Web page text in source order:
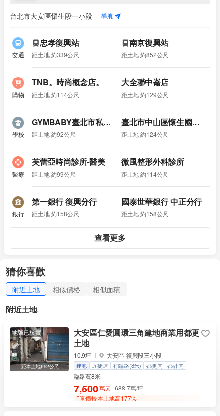
台北市大安區懷生段一小段 導航
交通
忠孝復興站
距土地 約339公尺
南京復興站
距土地 約852公尺
購物
TNB。時尚概念店。
距土地 約114公尺
大全聯中崙店
距土地 約129公尺
學校
GYMBABY臺北市私立勁寶兒幼兒園忠孝教室
距土地 約92公尺
臺北市中山區懷生國民小學
距土地 約124公尺
醫療
芙蕾亞時尚診所-醫美
距土地 約99公尺
微風整形外科診所
距土地 約114公尺
銀行
第一銀行 復興分行
距土地 約158公尺
國泰世華銀行 中正分行
距土地 約158公尺
查看更多
猜你喜歡
附近土地 相似價格 相似面積
附近土地
地號已核實
距本土地652公尺
大安區仁愛圓環三角建地商業用都更
土地
10.9坪 大安區-復興段三小段
建地 近捷運 有臨路(8米) 都更內
都計內
容積率300%
臨路寬8米
7,500萬元 688.7萬/坪
單價較本土地高177%